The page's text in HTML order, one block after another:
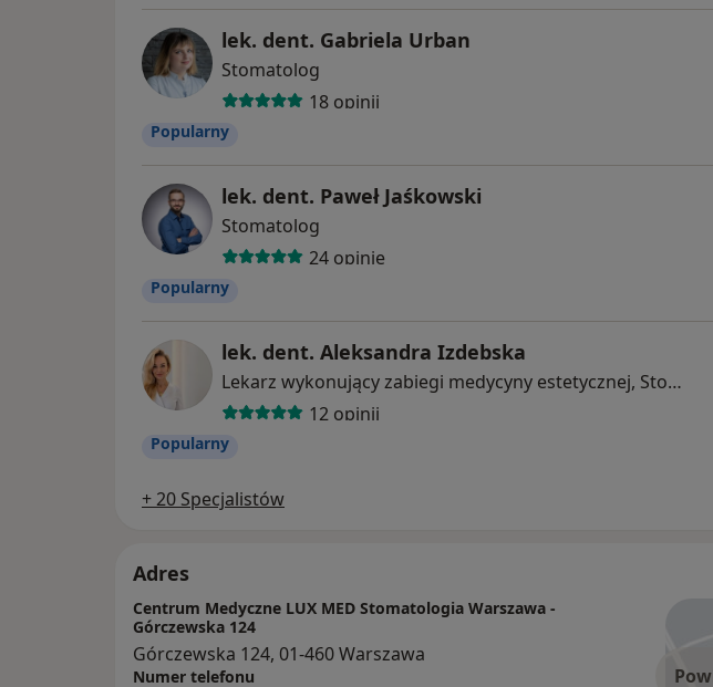
lek. dent. Gabriela Urban
Stomatolog
18 opinii
Popularny
lek. dent. Paweł Jaśkowski
Stomatolog
24 opinie
Popularny
lek. dent. Aleksandra Izdebska
Lekarz wykonujący zabiegi medycyny estetycznej, Stomatolog
12 opinii
Popularny
+ 20 Specjalistów
Adres
Centrum Medyczne LUX MED Stomatologia Warszawa -
Górczewska 124
Górczewska 124, 01-460 Warszawa
Numer telefonu